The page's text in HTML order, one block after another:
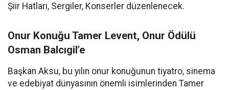
Şiir Hatları, Sergiler, Konserler düzenlenecek.
Onur Konuğu Tamer Levent, Onur Ödülü
Osman Balcıgil’e
Başkan Aksu, bu yılın onur konuğunun tiyatro, sinema
ve edebiyat dünyasının önemli isimlerinden Tamer